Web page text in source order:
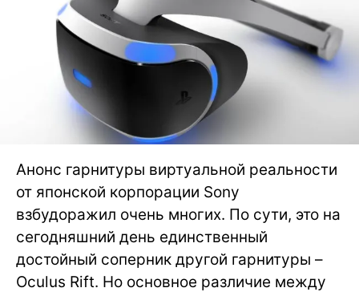
Анонс гарнитуры виртуальной реальности
от японской корпорации Sony
взбудоражил очень многих. По сути, это на
сегодняшний день единственный
достойный соперник другой гарнитуры –
Oculus Rift. Но основное различие между